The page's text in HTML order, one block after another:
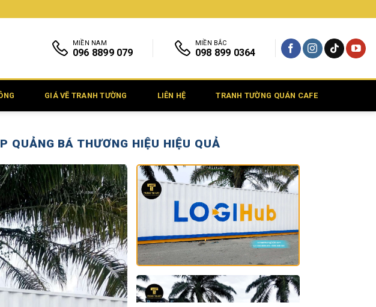
MIỀN NAM
096 8899 079
MIỀN BẮC
098 899 0364
GIÁ VẼ TRANH TƯỜNG LIÊN HỆ TRANH TƯỜNG QUÁN CAFE
QUẢNG BÁ THƯƠNG HIỆU HIỆU QUẢ